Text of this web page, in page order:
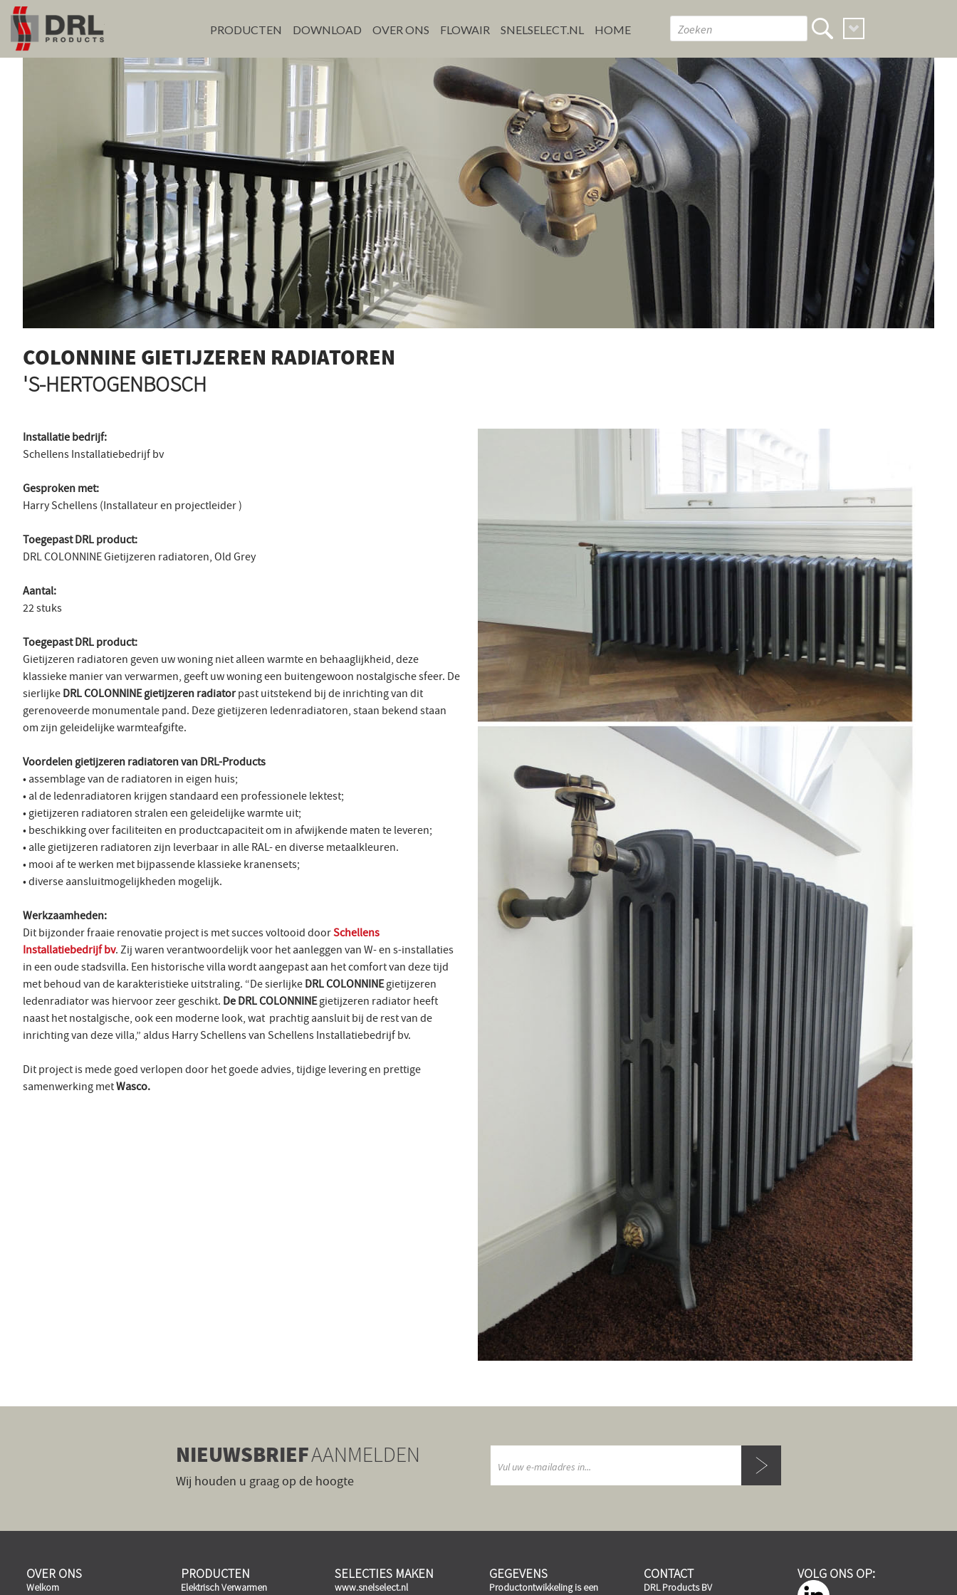
PRODUCTEN DOWNLOAD OVER ONS FLOWAIR SNELSELECT.NL HOME
COLONNINE GIETIJZEREN RADIATOREN
'S-HERTOGENBOSCH
Installatie bedrijf:
Schellens Installatiebedrijf bv
Gesproken met:
Harry Schellens (Installateur en projectleider )
Toegepast DRL product:
DRL COLONNINE Gietijzeren radiatoren, Old Grey
Aantal:
22 stuks
Toegepast DRL product:
Gietijzeren radiatoren geven uw woning niet alleen warmte en behaaglijkheid, deze
klassieke manier van verwarmen, geeft uw woning een buitengewoon nostalgische sfeer. De
sierlijke DRL COLONNINE gietijzeren radiatorpast uitstekend bij de inrichting van dit
gerenoveerde monumentale pand. Deze gietijzeren ledenradiatoren, staan bekend staan
om zijn geleidelijke warmteafgifte.
Voordelen gietijzeren radiatoren van DRL-Products
• assemblage van de radiatoren in eigen huis;
• al de ledenradiatoren krijgen standaard een professionele lektest;
• gietijzeren radiatoren stralen een geleidelijke warmte uit;
• beschikking over faciliteiten en productcapaciteit om in afwijkende maten te leveren;
• alle gietijzeren radiatoren zijn leverbaar in alle RAL- en diverse metaalkleuren.
• mooi af te werken met bijpassende klassieke kranensets;
• diverse aansluitmogelijkheden mogelijk.
Werkzaamheden:
Dit bijzonder fraaie renovatie project is met succes voltooid doorSchellens
Installatiebedrijf bv. Zij waren verantwoordelijk voor het aanleggen van W- en s-installaties
in een oude stadsvilla. Een historische villa wordt aangepast aan het comfort van deze tijd
met behoud van de karakteristieke uitstraling. “De sierlijke DRL COLONNINEgietijzeren
ledenradiator was hiervoor zeer geschikt. De DRL COLONNINEgietijzeren radiator heeft
naast het nostalgische, ook een moderne look, wat prachtig aansluit bij de rest van de
inrichting van deze villa,” aldus Harry Schellens van Schellens Installatiebedrijf bv.
Dit project is mede goed verlopen door het goede advies, tijdige levering en prettige
samenwerking metWasco.
NIEUWSBRIEFAANMELDEN
Wij houden u graag op de hoogte
OVER ONS
Welkom
PRODUCTEN
Elektrisch Verwarmen
SELECTIES MAKEN
www.snelselect.nl
GEGEVENS
Productontwikkeling is een
CONTACT
DRL Products BV
VOLG ONS OP: